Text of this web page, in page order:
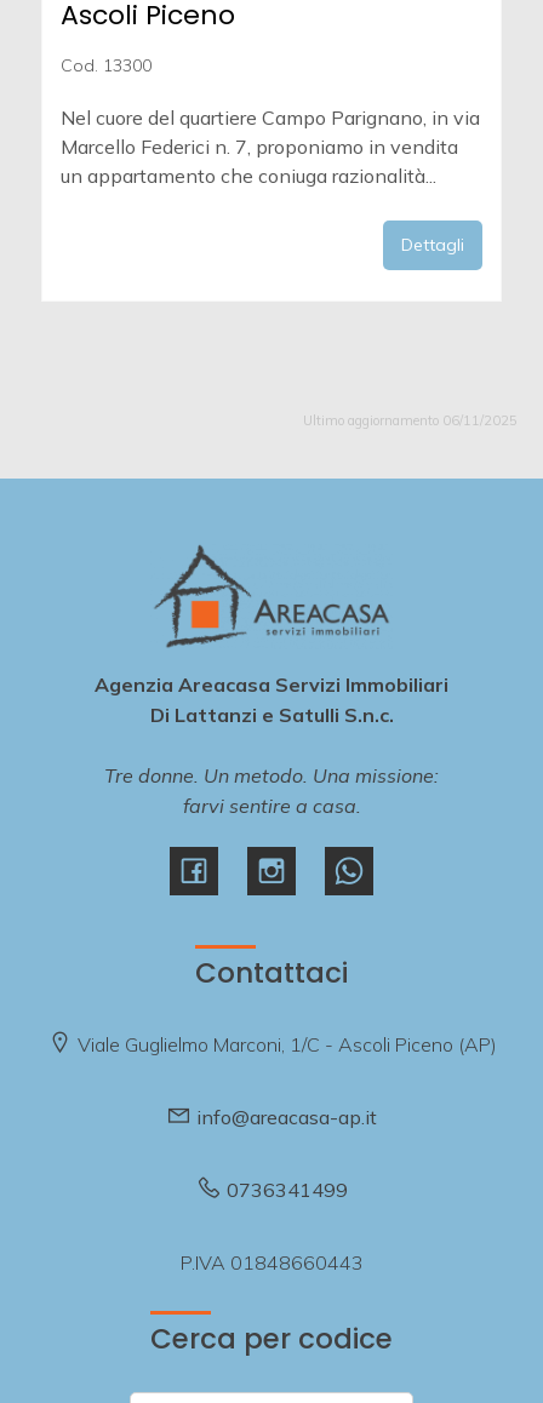
Ascoli Piceno
Cod. 13300
Nel cuore del quartiere Campo Parignano, in via
Marcello Federici n. 7, proponiamo in vendita
un appartamento che coniuga razionalità...
Dettagli
Ultimo aggiornamento 06/11/2025
Agenzia Areacasa Servizi Immobiliari
Di Lattanzi e Satulli S.n.c.
Tre donne. Un metodo. Una missione:
farvi sentire a casa.
Contattaci
Viale Guglielmo Marconi, 1/C - Ascoli Piceno (AP)
info@areacasa-ap.it
0736341499
P.IVA 01848660443
Cerca per codice